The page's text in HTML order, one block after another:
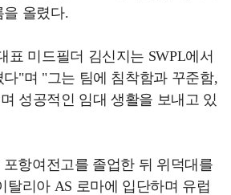
을 올렸다.
표 미드필더 김신지는 SWPL에서
"며 "그는 팀에 침착함과 꾸준함,
성공적인 임대 생활을 보내고 있
포항여전고를 졸업한 뒤 위덕대를
탈리아 AS 로마에 입단하며 유럽